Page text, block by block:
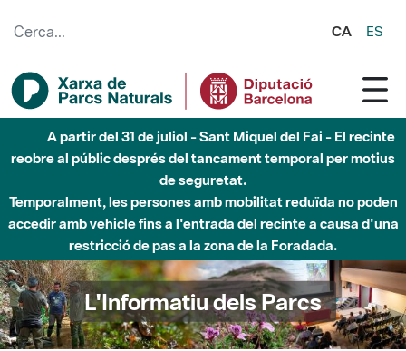
CA ES
A partir del 31 de juliol - Sant Miquel del Fai - El recinte
reobre al públic després del tancament temporal per motius
de seguretat.
Temporalment, les persones amb mobilitat reduïda no poden
accedir amb vehicle fins a l'entrada del recinte a causa d'una
restricció de pas a la zona de la Foradada.
L'Informatiu dels Parcs